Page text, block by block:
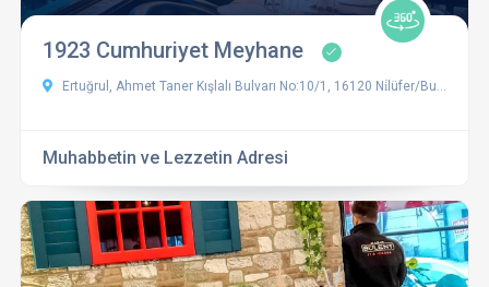
1923 Cumhuriyet Meyhane
Ertuğrul, Ahmet Taner Kışlalı Bulvarı No:10/1, 16120 Ni̇lüfer/Bursa, Türkiye
Muhabbetin ve Lezzetin Adresi